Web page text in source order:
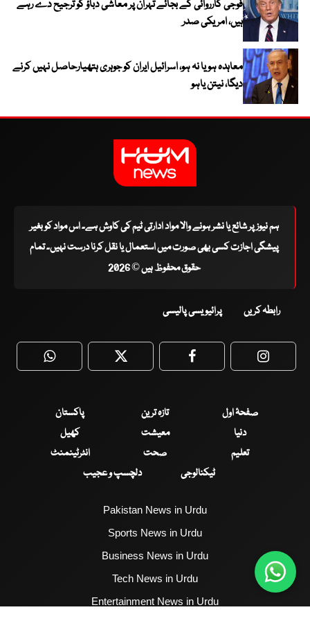
فوجی کارروائی کے بجائے تہران پر معاشی دباؤ کو ترجیح دے رہے
ہیں، امریکی صدر
معاہدہ ہو یا نہ ہو، اسرائیل ایران کو جوہری ہتھیارحاصل نہیں کرنے
دیگا، نیتن یاہو
ہم نیوز پر شائع یا نشر ہونے والا مواد ادارتی ٹیم کی کاوش ہے۔ اس مواد کو بغیر
پیشگی اجازت کسی بھی صورت میں استعمال یا نقل کرنا درست نہیں۔ تمام
حقوق محفوظ ہیں © 2026
رابطہ کریں پرائیویسی پالیسی
WhatsApp Twitter Facebook
صفحۂ اول تازہ ترین
پاکستان
دنیا
معیشت
کھیل
تعلیم
صحت
انٹرٹینمنٹ
ٹیکنالوجی
دلچسپ و عجیب
Pakistan News in Urdu
Sports News in Urdu
Business News in Urdu
Tech News in Urdu
Entertainment News in Urdu